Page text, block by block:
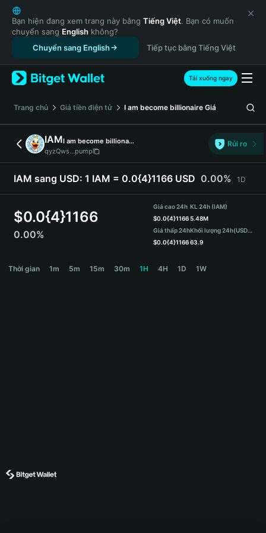
English
日本語
Tiếng Việt
Русский
Español (Latinoamérica)
Türkçe
Français
Deutsch
简体中文
繁體中文
Português (Portugal)
Bahasa Indonesia
ภาษาไทย
Español
Español (Argentina)
Bạn hiện đang xem trang này bằng Tiếng Việt. Bạn có muốn
chuyển sang English không?
Chuyển sang English
Tiếp tục bằng Tiếng Việt
Tải xuống ngay
‌Trang chủ Giá tiền điện tử I am become billionaire Giá
IAM
I am become billionaire
qyzQws...pump
Rủi ro
IAM sang USD: 1 IAM = 0.0{4}1166 USD 0.00% 1D
$0.0{4}1166
0.00%
Giá cao 24h
$0.0{4}1166
Giá thấp 24h
$0.0{4}1166
KL 24h (IAM)
5.48M
Khối lượng 24h(USDT)
63.9
Thời gian 1m 5m 15m 30m 1H 4H 1D 1W